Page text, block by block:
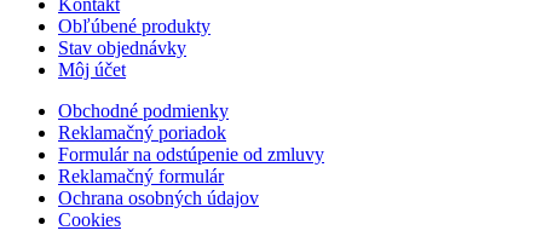
Kontakt
Obľúbené produkty
Stav objednávky
Môj účet
Obchodné podmienky
Reklamačný poriadok
Formulár na odstúpenie od zmluvy
Reklamačný formulár
Ochrana osobných údajov
Cookies